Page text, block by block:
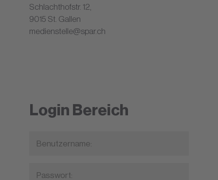
Schlachthofstr. 12,
9015 St. Gallen
medienstelle@spar.ch
Login Bereich